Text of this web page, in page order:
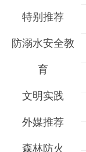
特别推荐
防溺水安全教
育
文明实践
外媒推荐
森林防火